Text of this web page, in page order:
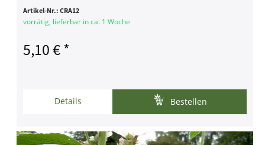
Artikel-Nr.:CRA12
vorrätig, lieferbar in ca. 1 Woche
5,10 € *
Details Bestellen